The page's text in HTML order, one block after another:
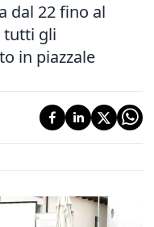
dal 22 fino al
tutti gli
in piazzale